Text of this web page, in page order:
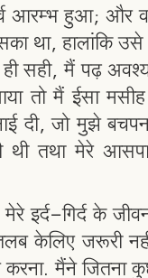
आरम्भ हुआ; और
था, हालांकि उसे
सही, मैं पढ़
तो मैं ईसा
दी, जो मुझे
थी तथा मेरे
मेरे इर्द-गिर्द के
केलिए जरूरी
करना. मैंने